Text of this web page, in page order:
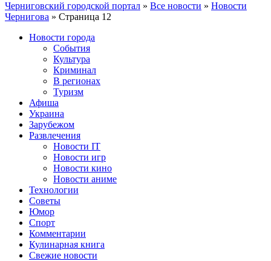
Черниговский городской портал » Все новости » Новости
Чернигова » Страница 12
Новости города
События
Культура
Криминал
В регионах
Туризм
Афиша
Украина
Зарубежом
Развлечения
Новости IT
Новости игр
Новости кино
Новости аниме
Технологии
Советы
Юмор
Спорт
Комментарии
Кулинарная книга
Свежие новости